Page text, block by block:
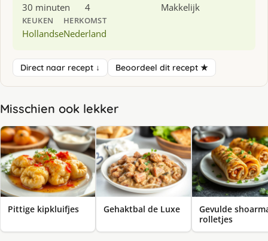
30 minuten 4 Makkelijk
KEUKEN
Hollandse
HERKOMST
Nederland
Direct naar recept ↓ Beoordeel dit recept ★
Misschien ook lekker
Pittige kipkluifjes Gehaktbal de Luxe
Gevulde
rolletjes